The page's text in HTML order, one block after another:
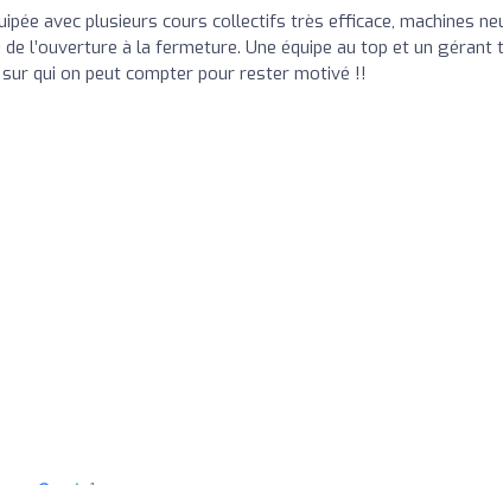
avec plusieurs cours collectifs très efficace, machines
l’ouverture à la fermeture. Une équipe au top et un gérant
qui on peut compter pour rester motivé !!